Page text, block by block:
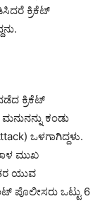
ಕ್ರಿಕೆಟ್
ಕ್ರಿಕೆಟ್
ಕಂಡು
ಒಳಗಾಗಿದ್ದಳು.
ಮುಖ
ಯುವ
ಪೊಲೀಸರು ಒಟ್ಟು 6